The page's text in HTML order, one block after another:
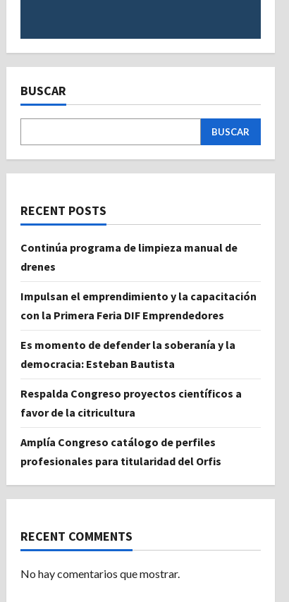
BUSCAR
BUSCAR
RECENT POSTS
Continúa programa de limpieza manual de
drenes
Impulsan el emprendimiento y la capacitación
con la Primera Feria DIF Emprendedores
Es momento de defender la soberanía y la
democracia: Esteban Bautista
Respalda Congreso proyectos científicos a
favor de la citricultura
Amplía Congreso catálogo de perfiles
profesionales para titularidad del Orfis
RECENT COMMENTS
No hay comentarios que mostrar.